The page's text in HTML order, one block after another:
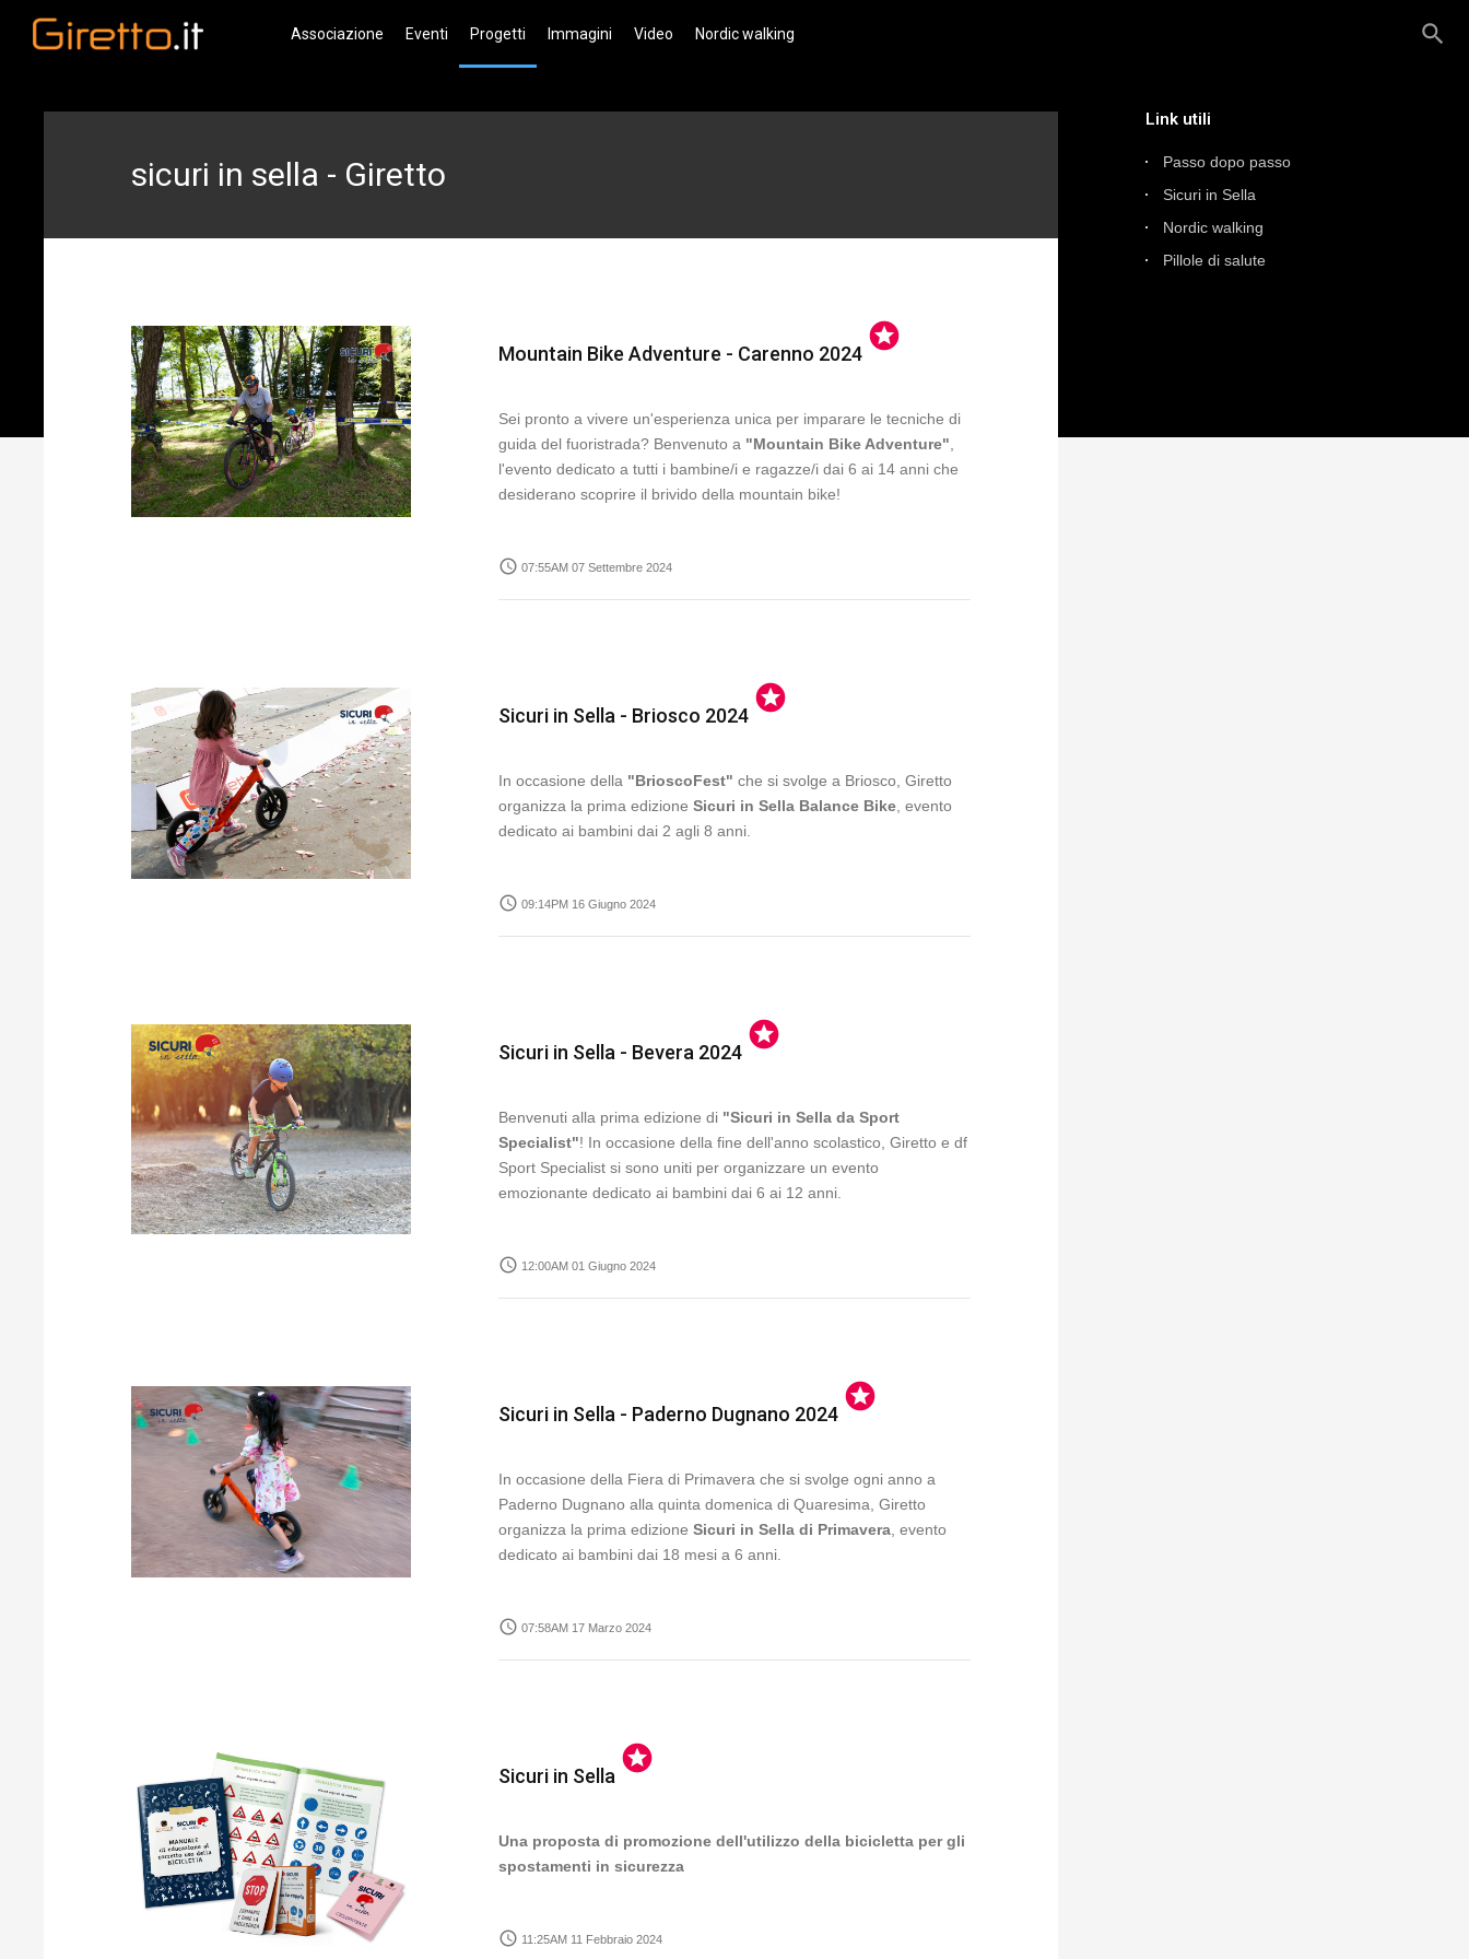
Associazione Eventi Progetti Immagini Video Nordic walking search
sicuri in sella - Giretto
Mountain Bike Adventure - Carenno 2024
stars
Sei pronto a vivere un'esperienza unica per imparare le tecniche di
guida del fuoristrada? Benvenuto a "Mountain Bike Adventure"
l'evento dedicato a tutti i bambine/i e ragazze/i dai 6 ai 14 anni che
desiderano scoprire il brivido della mountain bike!
access_time 07:55AM 07 Settembre 2024
Sicuri in Sella - Briosco 2024
stars
In occasione della "BrioscoFest" che si svolge a Briosco, Giretto
organizza la prima edizione Sicuri in Sella Balance Bike , evento
dedicato ai bambini dai 2 agli 8 anni.
access_time 09:14PM 16 Giugno 2024
Sicuri in Sella - Bevera 2024
stars
Benvenuti alla prima edizione di "Sicuri in Sella da Sport
Specialist"! In occasione della fine dell'anno scolastico, Giretto e df
Sport Specialist si sono uniti per organizzare un evento
emozionante dedicato ai bambini dai 6 ai 12 anni.
access_time 12:00AM 01 Giugno 2024
Sicuri in Sella - Paderno Dugnano 2024
stars
In occasione della Fiera di Primavera che si svolge ogni anno a
Paderno Dugnano alla quinta domenica di Quaresima, Giretto
organizza la prima edizione Sicuri in Sella di Primavera , evento
dedicato ai bambini dai 18 mesi a 6 anni.
access_time 07:58AM 17 Marzo 2024
Sicuri in Sella
stars
Una proposta di promozione dell'utilizzo della bicicletta per gli
spostamenti in sicurezza
access_time 11:25AM 11 Febbraio 2024
Link utili
Passo dopo passo
Sicuri in Sella
Nordic walking
Pillole di salute